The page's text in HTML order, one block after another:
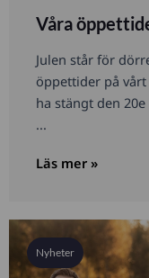
Våra
Julen står för
öppettider på
ha stängt den
...
Läs mer »
Nyheter